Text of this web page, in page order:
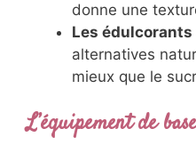
donne une
Les édulcorants
alternatives
mieux que le
L’équipement de base